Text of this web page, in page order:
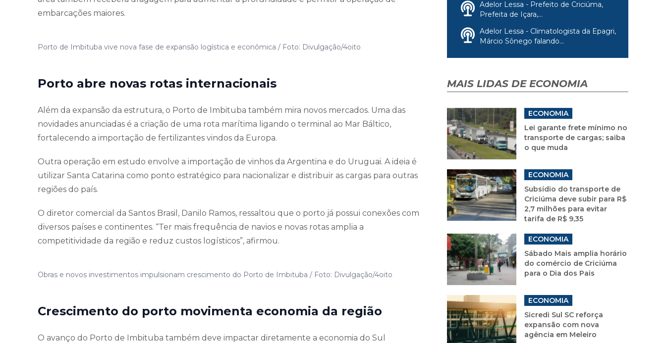
embarcações maiores.
Porto de Imbituba vive nova fase de expansão logística e econômica / Foto: Divulgação/4oito
Porto abre novas rotas internacionais
Além da expansão da estrutura, o Porto de Imbituba também mira novos mercados. Uma das
novidades anunciadas é a criação de uma rota marítima ligando o terminal ao Mar Báltico,
fortalecendo a importação de fertilizantes vindos da Europa.
Outra operação em estudo envolve a importação de vinhos da Argentina e do Uruguai. A ideia é
utilizar Santa Catarina como ponto estratégico para nacionalizar e distribuir as cargas para outras
regiões do país.
O diretor comercial da Santos Brasil, Danilo Ramos, ressaltou que o porto já possui conexões com
diversos países e continentes. “Ter mais frequência de navios e novas rotas amplia a
competitividade da região e reduz custos logísticos”, afirmou.
Obras e novos investimentos impulsionam crescimento do Porto de Imbituba / Foto: Divulgação/4oito
Crescimento do porto movimenta economia da região
O avanço do Porto de Imbituba também deve impactar diretamente a economia do Sul
Adelor Lessa - Prefeito de Criciúma,
Prefeita de Içara,...
Adelor Lessa - Climatologista da Epagri,
Márcio Sônego falando...
MAIS LIDAS DE ECONOMIA
ECONOMIA
Lei garante frete mínimo no
transporte de cargas; saiba
o que muda
ECONOMIA
Subsídio do transporte de
Criciúma deve subir para R$
2,7 milhões para evitar
tarifa de R$ 9,35
ECONOMIA
Sábado Mais amplia horário
do comércio de Criciúma
para o Dia dos Pais
ECONOMIA
Sicredi Sul SC reforça
expansão com nova
agência em Meleiro